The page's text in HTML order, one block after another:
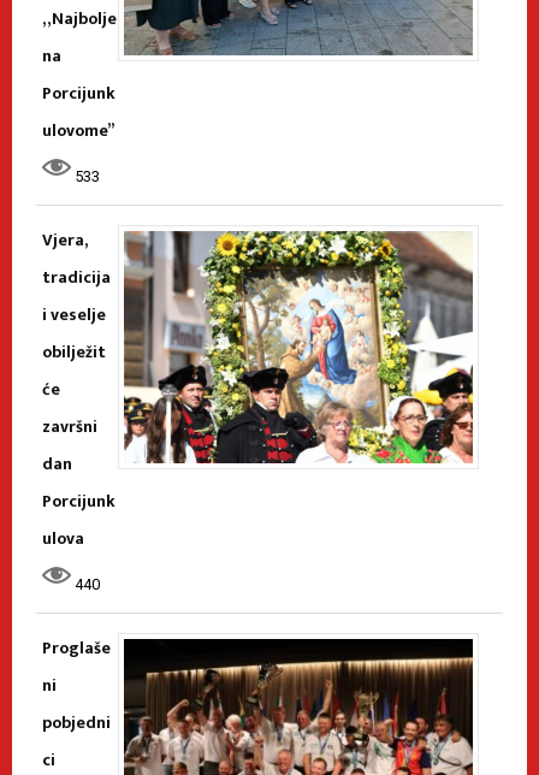
„Najbolje
na
Porcijunk
ulovome”
533
Vjera,
tradicija
i veselje
obilježit
će
završni
dan
Porcijunk
ulova
440
Proglaše
ni
pobjedni
ci